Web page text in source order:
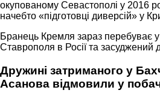
окупованому Севастополі у 2016
начебто «підготовці диверсій» у
Бранець Кремля зараз перебуває у
Ставрополя в Росії та засуджений
Дружині затриманого у
Асанова відмовили у